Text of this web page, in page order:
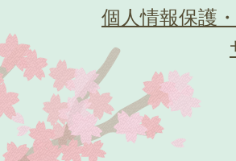
個人情報保護